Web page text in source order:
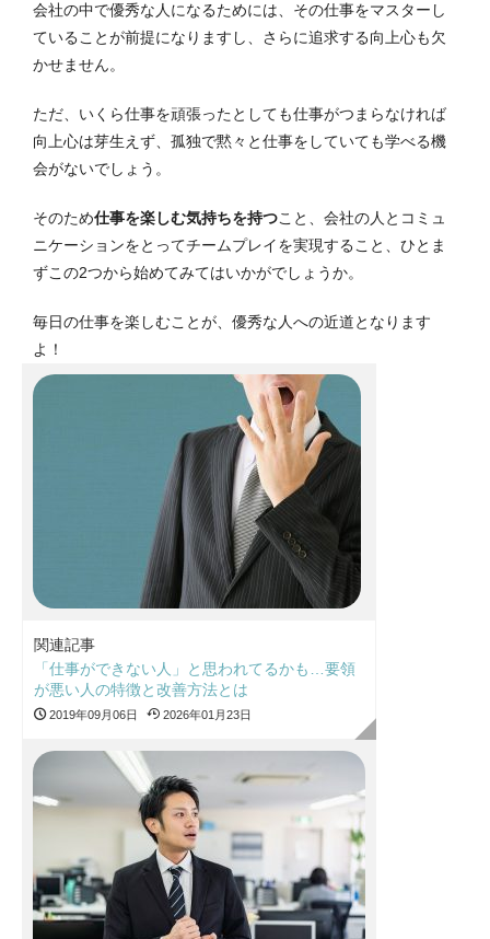
会社の中で優秀な人になるためには、その仕事をマスターし
ていることが前提になりますし、さらに追求する向上心も欠
かせません。
ただ、いくら仕事を頑張ったとしても仕事がつまらなければ
向上心は芽生えず、孤独で黙々と仕事をしていても学べる機
会がないでしょう。
そのため仕事を楽しむ気持ちを持つこと、会社の人とコミュ
ニケーションをとってチームプレイを実現すること、ひとま
ずこの2つから始めてみてはいかがでしょうか。
毎日の仕事を楽しむことが、優秀な人への近道となります
よ！
関連記事
「仕事ができない人」と思われてるかも…要領
が悪い人の特徴と改善方法とは
2019年09月06日 2026年01月23日